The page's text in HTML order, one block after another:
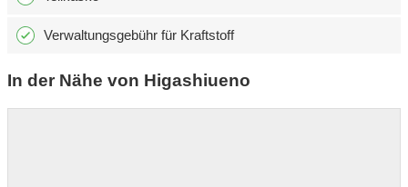
Verwaltungsgebühr für Kraftstoff
In der Nähe von Higashiueno